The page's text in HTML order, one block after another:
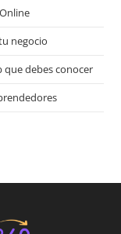
negocio
que debes conocer